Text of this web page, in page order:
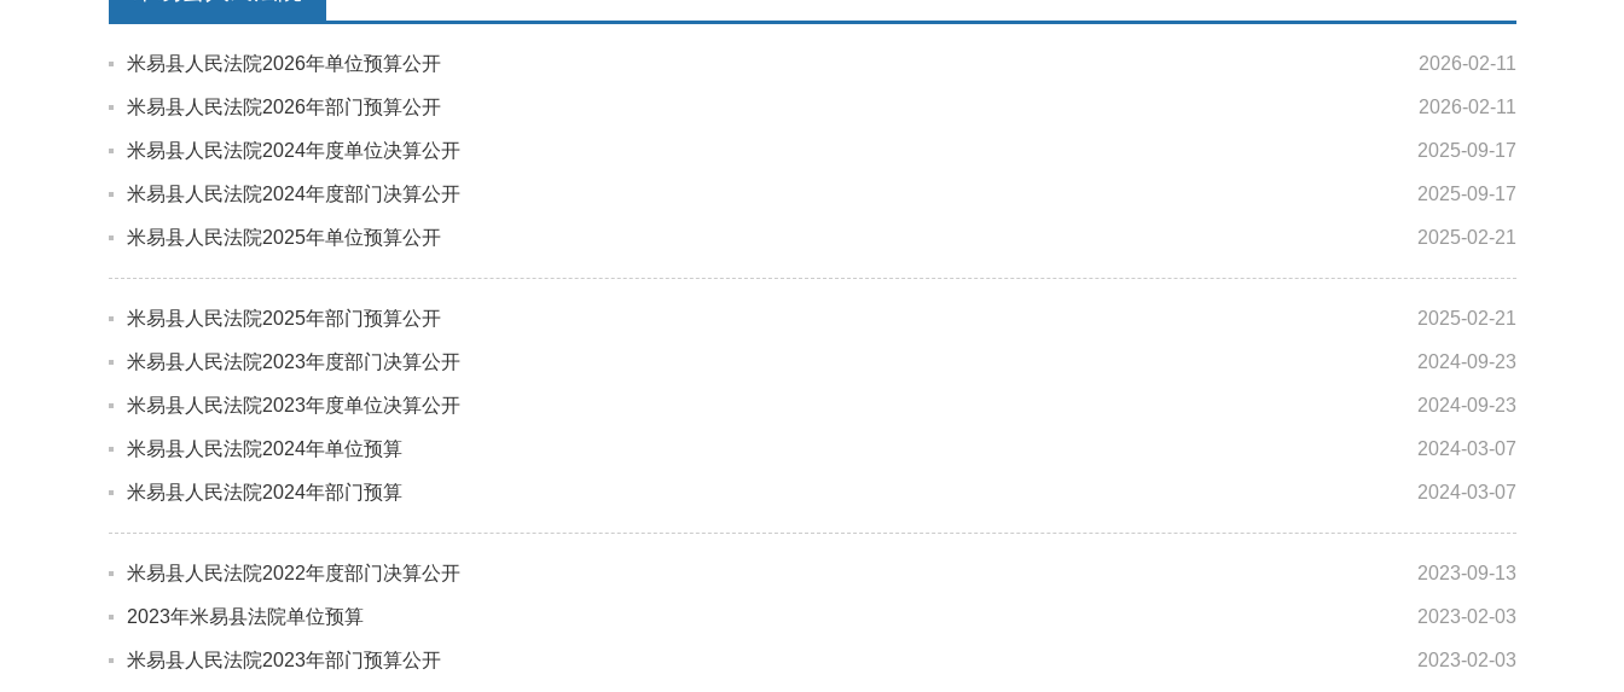
2026-02-11
米易县人民法院2026年单位预算公开
2026-02-11
米易县人民法院2026年部门预算公开
2025-09-17
米易县人民法院2024年度单位决算公开
2025-09-17
米易县人民法院2024年度部门决算公开
2025-02-21
米易县人民法院2025年单位预算公开
2025-02-21
米易县人民法院2025年部门预算公开
2024-09-23
米易县人民法院2023年度部门决算公开
2024-09-23
米易县人民法院2023年度单位决算公开
2024-03-07
米易县人民法院2024年单位预算
2024-03-07
米易县人民法院2024年部门预算
2023-09-13
米易县人民法院2022年度部门决算公开
2023-02-03
2023年米易县法院单位预算
2023-02-03
米易县人民法院2023年部门预算公开